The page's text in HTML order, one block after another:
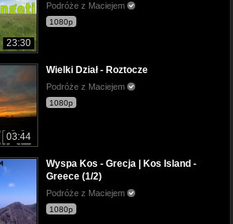
23:30
Podróże z Maciejem
1080p
03:44
Wielki Dział - Roztocze
Podróże z Maciejem
1080p
Wyspa Kos - Grecja | Kos Island -
Greece (1/2)
Podróże z Maciejem
1080p